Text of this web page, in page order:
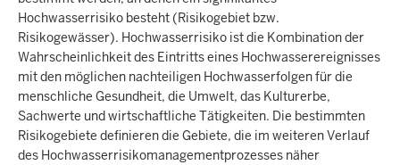
i
e
Hochwasserrisiko besteht (Risikogebiet bzw.
Risikogewässer). Hochwasserrisiko ist die Kombination der
Wahrscheinlichkeit des Eintritts eines Hochwasserereignisses
mit den möglichen nachteiligen Hochwasserfolgen für die
menschliche Gesundheit, die Umwelt, das Kulturerbe,
Sachwerte und wirtschaftliche Tätigkeiten. Die bestimmten
Risikogebiete definieren die Gebiete, die im weiteren Verlauf
des Hochwasserrisikomanagementprozesses näher